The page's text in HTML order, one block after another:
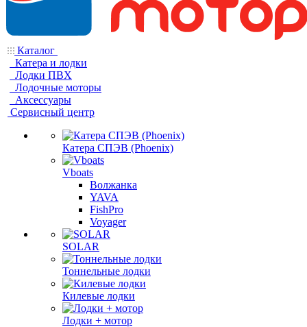
Каталог
Катера и лодки
Лодки ПВХ
Лодочные моторы
Аксессуары
Сервисный центр
Катера СПЭВ (Phoenix)
Vboats
Волжанка
YAVA
FishPro
Voyager
SOLAR
Тоннельные лодки
Килевые лодки
Лодки + мотор